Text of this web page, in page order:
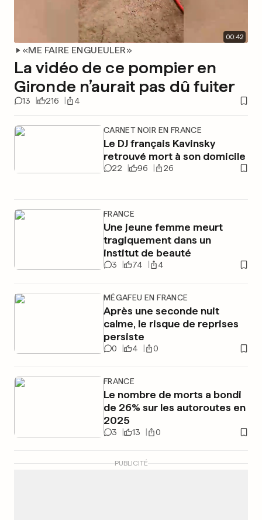
00:42
«ME FAIRE ENGUEULER»
La vidéo de ce pompier en
Gironde n’aurait pas dû fuiter
13 216 4
CARNET NOIR EN FRANCE
Le DJ français Kavinsky
retrouvé mort à son domicile
22 96 26
FRANCE
Une jeune femme meurt
tragiquement dans un
institut de beauté
3 74 4
MÉGAFEU EN FRANCE
Après une seconde nuit
calme, le risque de reprises
persiste
0 4 0
FRANCE
Le nombre de morts a bondi
de 26% sur les autoroutes en
2025
3 13 0
PUBLICITÉ